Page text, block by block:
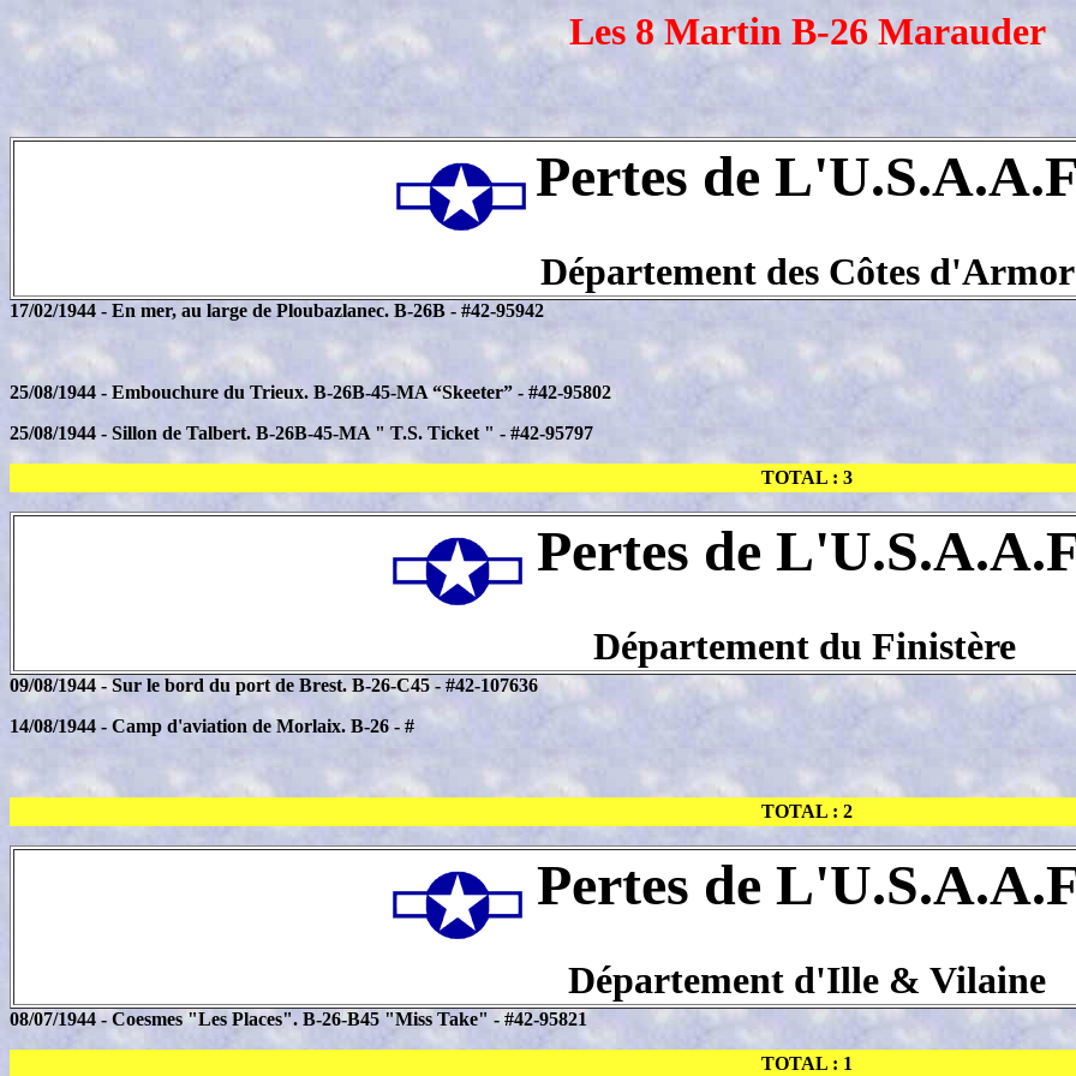
Les 8 Martin B-26 Marauder
Pertes de
Département des Côtes d'Armor
17/02/1944 - En mer, au large de Ploubazlanec. B-26B - #42-95942
25/08/1944 - Embouchure du Trieux. B-26B-45-MA “Skeeter” - #42-95802
25/08/1944 - Sillon de Talbert. B-26B-45-MA " T.S. Ticket " - #42-95797
TOTAL : 3
Pertes de
Département du Finistère
09/08/1944 - Sur le bord du port de Brest. B-26-C45 - #42-107636
14/08/1944 - Camp d'aviation de Morlaix. B-26 - #
TOTAL : 2
Pertes de
Département d'Ille & Vilaine
08/07/1944 - Coesmes "Les Places". B-26-B45 "Miss Take" - #42-95821
TOTAL : 1